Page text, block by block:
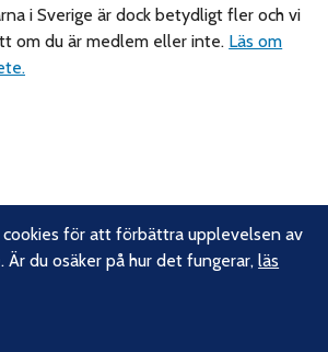
i Sverige är dock betydligt fler och vi
om du är medlem eller inte. Läs om
cookies för att förbättra upplevelsen av
Är du osäker på hur det fungerar,läs